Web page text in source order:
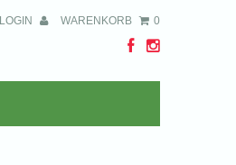
LOGIN WARENKORB 0